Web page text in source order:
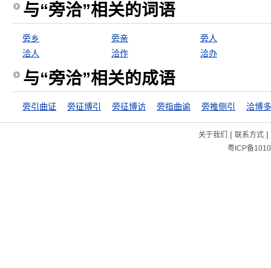
与“旁洽”相关的词语
旁乡 旁亲
旁人
洽人
洽作 洽办
与“旁洽”相关的成语
旁引曲证 旁征博引 旁征博访 旁指曲谕 旁推侧引 洽博
关于我们 | 联系方式|
粤ICP备